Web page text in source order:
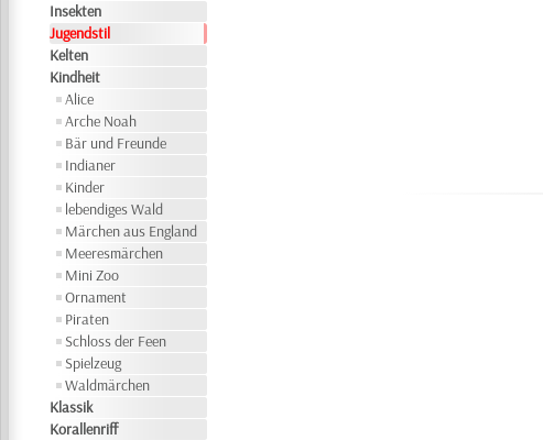
Insekten
Jugendstil
Kelten
Kindheit
Alice
Arche Noah
Bär und Freunde
Indianer
Kinder
lebendiges Wald
Märchen aus England
Meeresmärchen
Mini Zoo
Ornament
Piraten
Schloss der Feen
Spielzeug
Waldmärchen
Klassik
Korallenriff